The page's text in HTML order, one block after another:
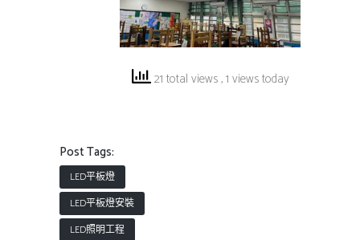
21 total views, 1 views today
Post Tags:
LED平板燈
LED平板燈安裝
LED照明工程